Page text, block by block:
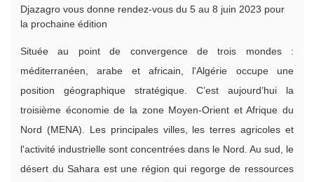
Djazagro vous donne rendez-vous du 5 au 8 juin 2023 pour
la prochaine édition
Située au point de convergence de trois mondes :
méditerranéen, arabe et africain, l'Algérie occupe une
position géographique stratégique. C’est aujourd’hui la
troisième économie de la zone Moyen-Orient et Afrique du
Nord (MENA). Les principales villes, les terres agricoles et
l'activité industrielle sont concentrées dans le Nord. Au sud, le
désert du Sahara est une région qui regorge de ressources